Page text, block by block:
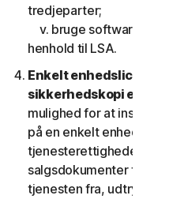
tredjeparter;
v. bruge softwaren på
henhold til LSA.
Enkelt enhedslicens;
sikkerhedskopi er
mulighed for at
på en enkelt enhed,
tjenesterettigheder
salgsdokumenter fra
tjenesten fra,